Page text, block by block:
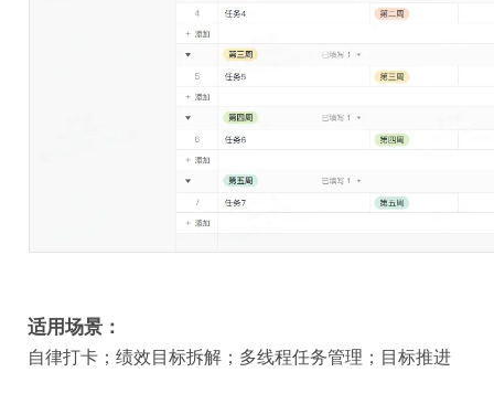
适用场景：
自律打卡；绩效目标拆解；多线程任务管理；目标推进